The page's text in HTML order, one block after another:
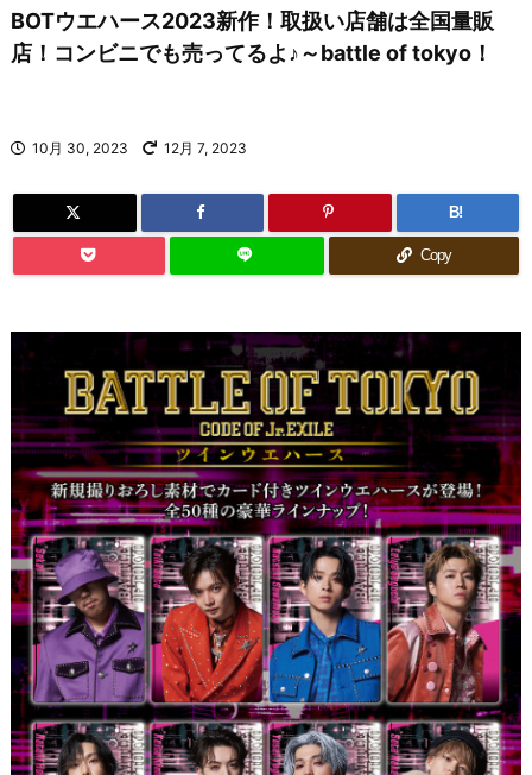
BOTウエハース2023新作！取扱い店舗は全国量販
店！コンビニでも売ってるよ♪～battle of tokyo！
10月 30, 2023 12月 7, 2023
B!
Copy